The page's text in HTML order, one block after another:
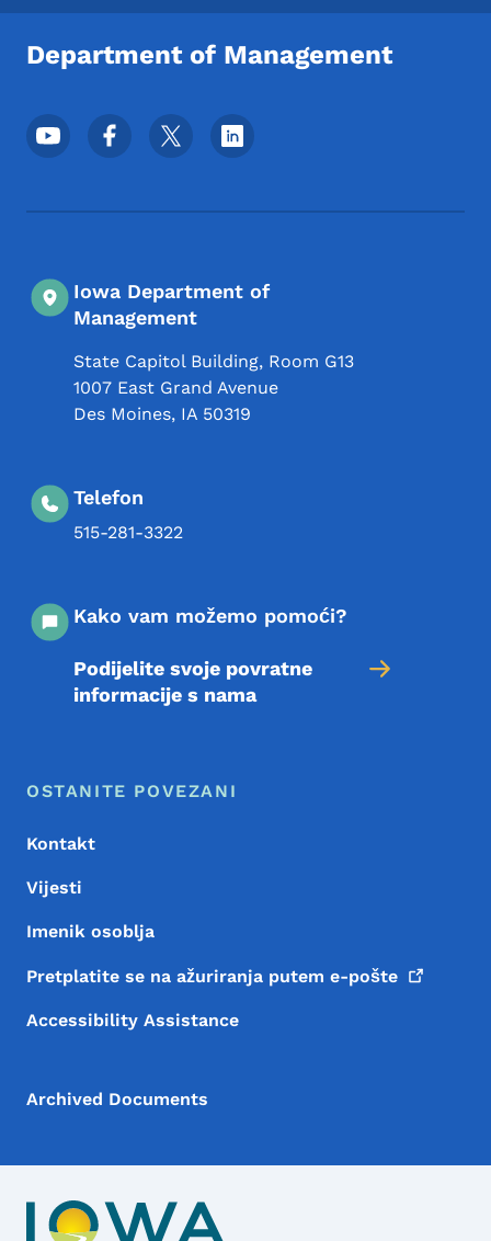
Department of Management
Meni podnožja društvenih mrežaa
Iowa Department of
Management
State Capitol Building, Room G13
1007 East Grand Avenue
Des Moines, IA 50319
Telefon
515-281-3322
Kako vam možemo pomoći?
Podijelite svoje povratne
informacije s nama
Meni podnožja
Footer
OSTANITE POVEZANI
Kontakt
Vijesti
Imenik osoblja
Pretplatite se na ažuriranja putem e-pošte
Accessibility Assistance
Archived Documents